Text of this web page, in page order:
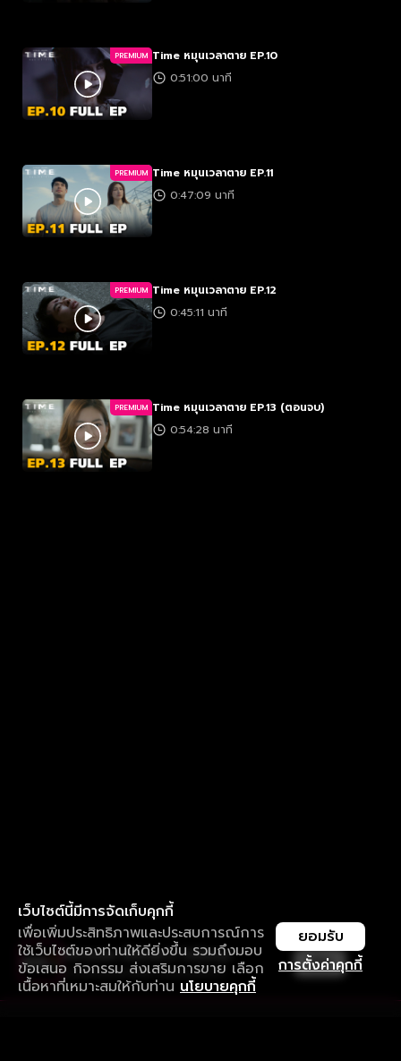
PREMIUM Time หมุนเวลาตาย EP.10
0:51:00 นาที
PREMIUM Time หมุนเวลาตาย EP.11
0:47:09 นาที
PREMIUM Time หมุนเวลาตาย EP.12
0:45:11 นาที
PREMIUM Time หมุนเวลาตาย EP.13 (ตอนจบ)
0:54:28 นาที
เว็บไซต์นี้มีการจัดเก็บคุกกี้
เพื่อเพิ่มประสิทธิภาพและประสบการณ์การ
ใช้เว็บไซต์ของท่านให้ดียิ่งขึ้น รวมถึงมอบ
ข้อเสนอ กิจกรรม ส่งเสริมการขาย เลือก
เนื้อหาที่เหมาะสมให้กับท่าน นโยบายคุกกี้
การตั้งค่าคุกกี้
ยอมรับ
ใช้งานแอป ลื่นไหลกว่า ไม่มีสะดุด
ดาวน์โหลดแอปเพื่อการรับชมที่ดีกว่า เปิด